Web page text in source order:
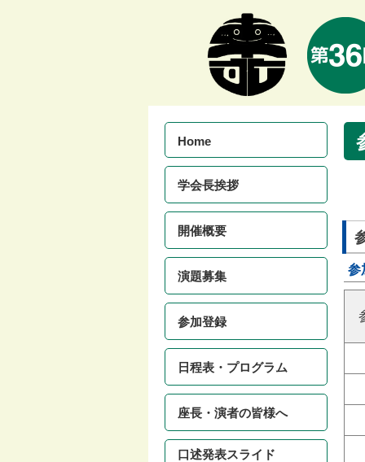
参
Home
学会長挨拶
開催概要
演題募集
参加登録
日程表・プログラム
座長・演者の皆様へ
口述発表スライド